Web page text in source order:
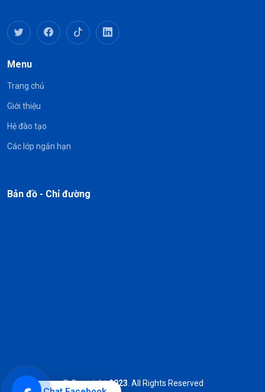
Menu
Trang chủ
Giới thiệu
Hệ đào tạo
Các lớp ngắn hạn
Bản đồ - Chỉ đường
© Copyright2023 . All Rights Reserved